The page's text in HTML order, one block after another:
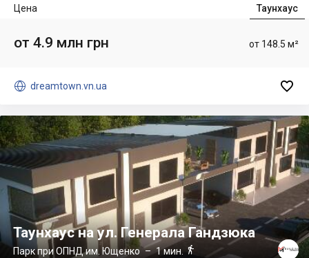
Таунхаус
Цена
от 148.5 м²
от 4.9 млн грн
 dreamtown.vn.ua 
Таунхаус на ул. Генерала Гандзюка
Парк при ОПНД им. Ющенко – 1 мин.